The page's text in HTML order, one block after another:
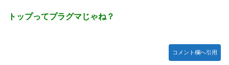
トップってプラグマじゃね？
コメント欄へ引用